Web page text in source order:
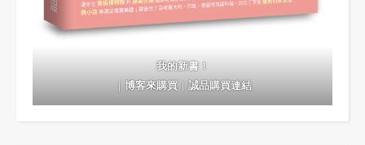
我的新書！
｜博客來購買｜誠品購買連結